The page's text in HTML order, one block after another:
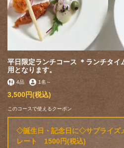
平日限定ランチコース ＊ランチタイ
用となります。
4品 1名 ～
3,500円(税込)
このコースで使えるクーポン
◇誕生日・記念日に◇サプライズ
レート 1500円(税込)